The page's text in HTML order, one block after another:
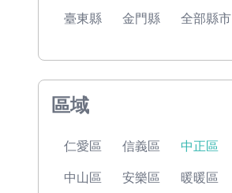
臺東縣 金門縣 全部縣市
區域
仁愛區 信義區 中正區
中山區 安樂區 暖暖區